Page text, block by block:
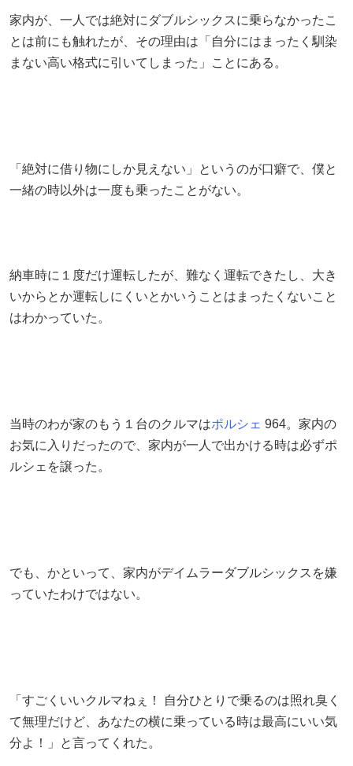
家内が、一人では絶対にダブルシックスに乗らなかったこ
とは前にも触れたが、その理由は「自分にはまったく馴染
まない高い格式に引いてしまった」ことにある。
「絶対に借り物にしか見えない」というのが口癖で、僕と
一緒の時以外は一度も乗ったことがない。
納車時に１度だけ運転したが、難なく運転できたし、大き
いからとか運転しにくいとかいうことはまったくないこと
はわかっていた。
当時のわが家のもう１台のクルマはポルシェ 964。家内の
お気に入りだったので、家内が一人で出かける時は必ずポ
ルシェを譲った。
でも、かといって、家内がデイムラーダブルシックスを嫌
っていたわけではない。
「すごくいいクルマねぇ！ 自分ひとりで乗るのは照れ臭く
て無理だけど、あなたの横に乗っている時は最高にいい気
分よ！」と言ってくれた。